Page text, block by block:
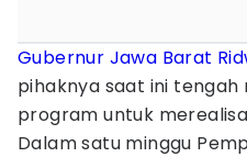
Gubernur Jawa Barat
pihaknya saat ini
program untuk
Dalam satu minggu